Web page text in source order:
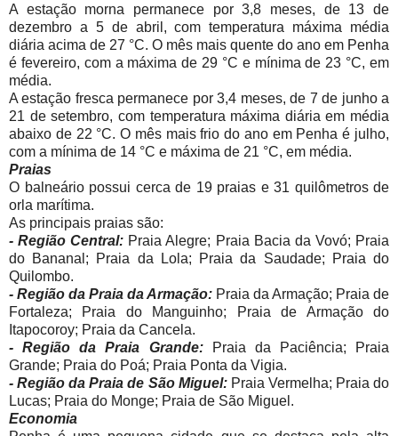
A estação morna permanece por 3,8 meses, de 13 de
dezembro a 5 de abril, com temperatura máxima média
diária acima de 27 °C. O mês mais quente do ano em Penha
é fevereiro, com a máxima de 29 °C e mínima de 23 °C, em
média.
A estação fresca permanece por 3,4 meses, de 7 de junho a
21 de setembro, com temperatura máxima diária em média
abaixo de 22 °C. O mês mais frio do ano em Penha é julho,
com a mínima de 14 °C e máxima de 21 °C, em média.
Praias
O balneário possui cerca de 19 praias e 31 quilômetros de
orla marítima.
As principais praias são:
- Região Central: Praia Alegre; Praia Bacia da Vovó; Praia
do Bananal; Praia da Lola; Praia da Saudade; Praia do
Quilombo.
- Região da Praia da Armação: Praia da Armação; Praia de
Fortaleza; Praia do Manguinho; Praia de Armação do
Itapocoroy; Praia da Cancela.
- Região da Praia Grande:Praia da Paciência; Praia
Grande; Praia do Poá; Praia Ponta da Vigia.
- Região da Praia de São Miguel:Praia Vermelha; Praia do
Lucas; Praia do Monge; Praia de São Miguel.
Economia